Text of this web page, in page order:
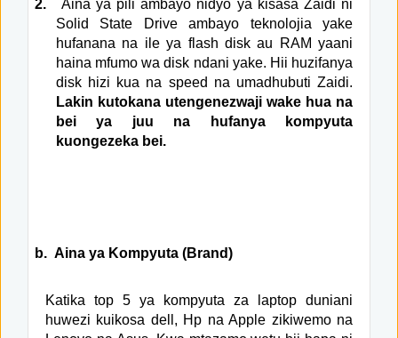
2.
Aina ya pili ambayo nidyo ya kisasa Zaidi ni
Solid State Drive ambayo teknolojia yake
hufanana na ile ya flash disk au RAM yaani
haina mfumo wa disk ndani yake. Hii huzifanya
disk hizi kua na speed na umadhubuti Zaidi.
Lakin kutokana utengenezwaji wake hua na
bei ya juu na hufanya kompyuta
kuongezeka bei.
b. Aina ya Kompyuta (Brand)
Katika top 5 ya kompyuta za laptop duniani
huwezi kuikosa dell, Hp na Apple zikiwemo na